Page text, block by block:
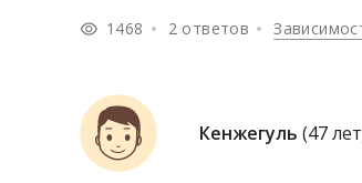
1468 2 ответов
Кенжегуль (47